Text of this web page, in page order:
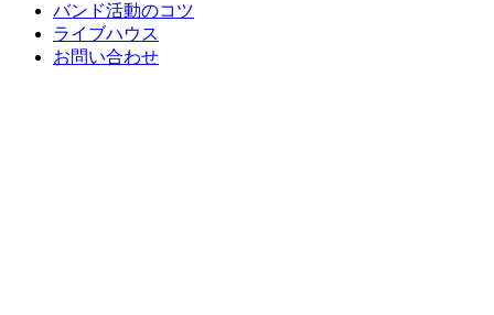
バンド活動のコツ
ライブハウス
お問い合わせ